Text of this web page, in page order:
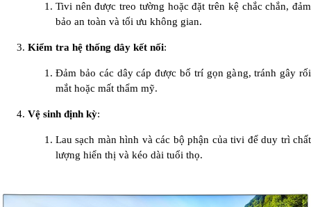
Tivi nên được treo tường hoặc đặt trên kệ chắc chắn, đảm
bảo an toàn và tối ưu không gian.
Kiểm tra hệ thống dây kết nối:
Đảm bảo các dây cáp được bố trí gọn gàng, tránh gây rối
mắt hoặc mất thẩm mỹ.
Vệ sinh định kỳ:
Lau sạch màn hình và các bộ phận của tivi để duy trì chất
lượng hiển thị và kéo dài tuổi thọ.